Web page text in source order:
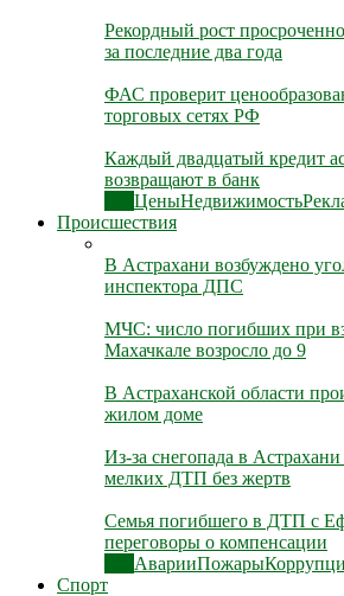
Рекордный рост
за последние два года
ФАС проверит
торговых сетях РФ
Каждый двадцатый кредит
возвращают в банк
ЦеныНедвижимость
Происшествия
В Астрахани возбуждено
инспектора ДПС
МЧС: число погибших при
Махачкале возросло до 9
В Астраханской области
жилом доме
Из-за снегопада в
мелких ДТП без жертв
Семья погибшего в ДТП с
переговоры о компенсации
АварииПожары
Спорт